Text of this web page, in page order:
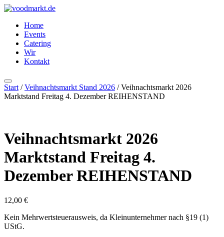
Zum
springenHome
Events
Catering
Wir
Kontakt
Start /Veihnachtsmarkt Stand 2026 / Veihnachtsmarkt 2026
Marktstand Freitag 4. Dezember REIHENSTAND
Veihnachtsmarkt 2026
Marktstand Freitag 4.
Dezember REIHENSTAND
12,00 €
Kein Mehrwertsteuerausweis, da Kleinunternehmer nach §19 (1)
UStG.